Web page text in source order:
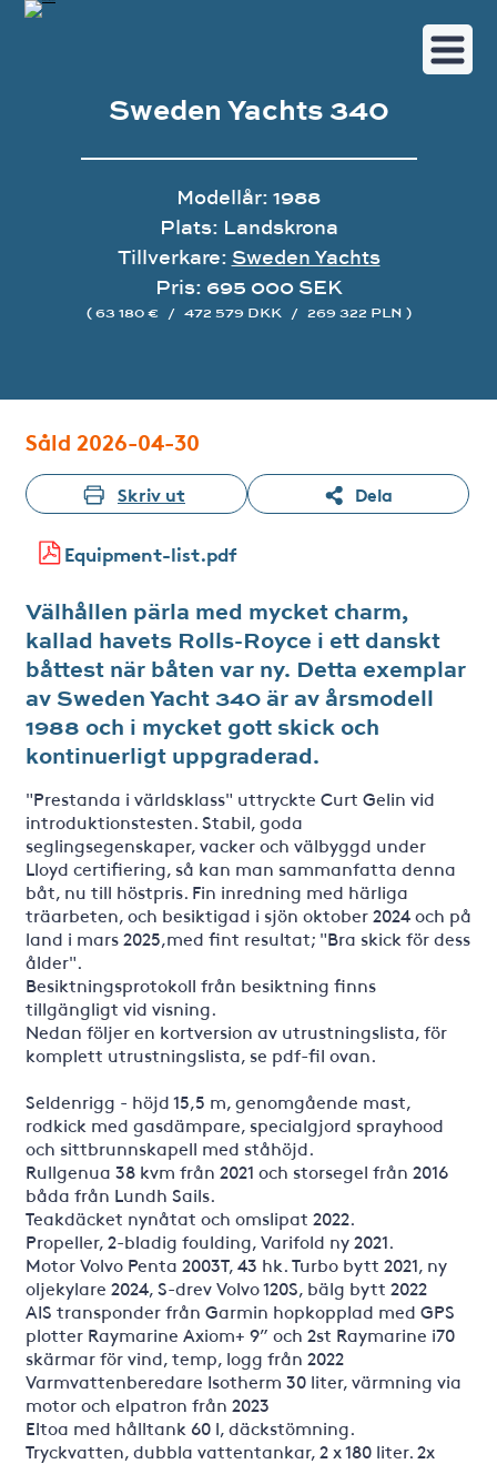
Sweden Yachts 340
Modellår: 1988
Plats: Landskrona
Tillverkare: Sweden Yachts
Pris: 695 000 SEK
( 63 180 € / 472 579 DKK / 269 322 PLN )
Såld 2026-04-30
Skriv ut Dela
Equipment-list.pdf
Välhållen pärla med mycket charm,
kallad havets Rolls-Royce i ett danskt
båttest när båten var ny. Detta exemplar
av Sweden Yacht 340 är av årsmodell
1988 och i mycket gott skick och
kontinuerligt uppgraderad.
"Prestanda i världsklass" uttryckte Curt Gelin vid
introduktionstesten. Stabil, goda
seglingsegenskaper, vacker och välbyggd under
Lloyd certifiering, så kan man sammanfatta denna
båt, nu till höstpris. Fin inredning med härliga
träarbeten, och besiktigad i sjön oktober 2024 och på
land i mars 2025,med fint resultat; "Bra skick för dess
ålder".
Besiktningsprotokoll från besiktning finns
tillgängligt vid visning.
Nedan följer en kortversion av utrustningslista, för
komplett utrustningslista, se pdf-fil ovan.
Seldenrigg - höjd 15,5 m, genomgående mast,
rodkick med gasdämpare, specialgjord sprayhood
och sittbrunnskapell med ståhöjd.
Rullgenua 38 kvm från 2021 och storsegel från 2016
båda från Lundh Sails.
Teakdäcket nynåtat och omslipat 2022.
Propeller, 2-bladig foulding, Varifold ny 2021.
Motor Volvo Penta 2003T, 43 hk. Turbo bytt 2021, ny
oljekylare 2024, S-drev Volvo 120S, bälg bytt 2022
AIS transponder från Garmin hopkopplad med GPS
plotter Raymarine Axiom+ 9” och 2st Raymarine i70
skärmar för vind, temp, logg från 2022
Varmvattenberedare Isotherm 30 liter, värmning via
motor och elpatron från 2023
Eltoa med hålltank 60 l, däckstömning.
Tryckvatten, dubbla vattentankar, 2 x 180 liter. 2x